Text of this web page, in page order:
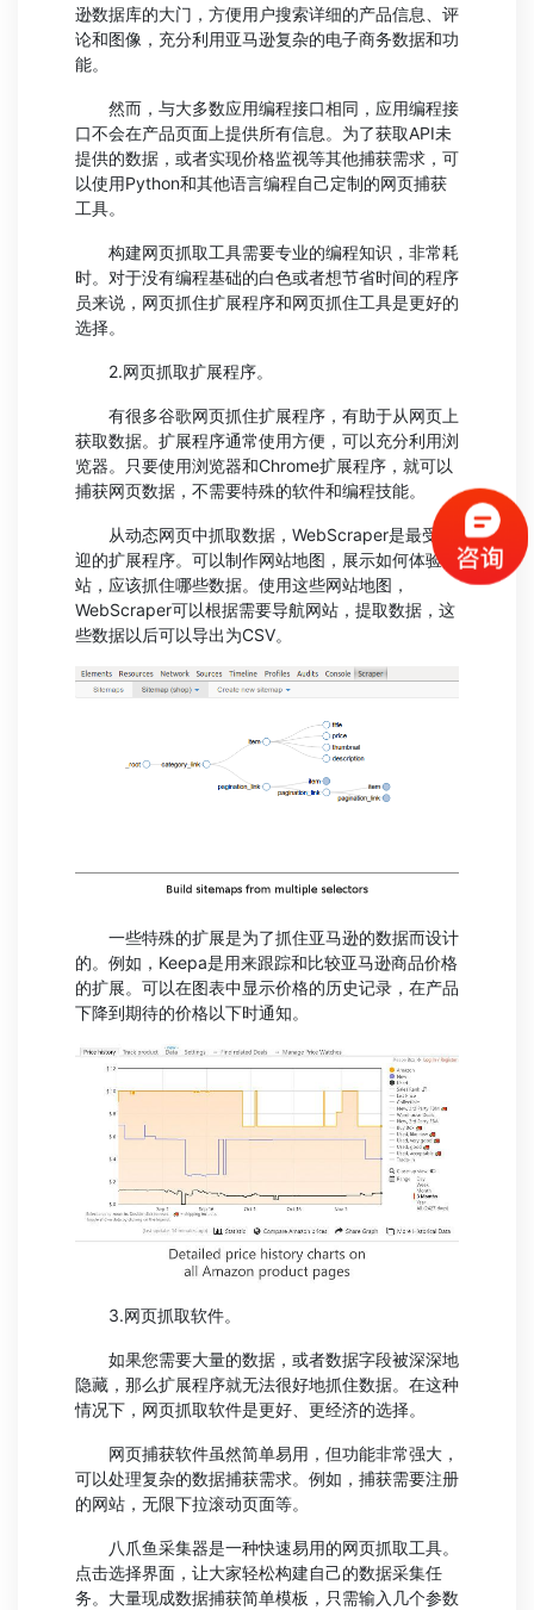
逊数据库的大门，方便用户搜索详细的产品信息、评
论和图像，充分利用亚马逊复杂的电子商务数据和功
能。
然而，与大多数应用编程接口相同，应用编程接
口不会在产品页面上提供所有信息。为了获取API未
提供的数据，或者实现价格监视等其他捕获需求，可
以使用Python和其他语言编程自己定制的网页捕获
工具。
构建网页抓取工具需要专业的编程知识，非常耗
时。对于没有编程基础的白色或者想节省时间的程序
员来说，网页抓住扩展程序和网页抓住工具是更好的
选择。
2.网页抓取扩展程序。
有很多谷歌网页抓住扩展程序，有助于从网页上
获取数据。扩展程序通常使用方便，可以充分利用浏
览器。只要使用浏览器和Chrome扩展程序，就可以
捕获网页数据，不需要特殊的软件和编程技能。
从动态网页中抓取数据，WebScraper是最受欢
迎的扩展程序。可以制作网站地图，展示如何体验网
站，应该抓住哪些数据。使用这些网站地图，
WebScraper可以根据需要导航网站，提取数据，这
些数据以后可以导出为CSV。
一些特殊的扩展是为了抓住亚马逊的数据而设计
的。例如，Keepa是用来跟踪和比较亚马逊商品价格
的扩展。可以在图表中显示价格的历史记录，在产品
下降到期待的价格以下时通知。
3.网页抓取软件。
如果您需要大量的数据，或者数据字段被深深地
隐藏，那么扩展程序就无法很好地抓住数据。在这种
情况下，网页抓取软件是更好、更经济的选择。
网页捕获软件虽然简单易用，但功能非常强大，
可以处理复杂的数据捕获需求。例如，捕获需要注册
的网站，无限下拉滚动页面等。
八爪鱼采集器是一种快速易用的网页抓取工具。
点击选择界面，让大家轻松构建自己的数据采集任
务。大量现成数据捕获简单模板，只需输入几个参数